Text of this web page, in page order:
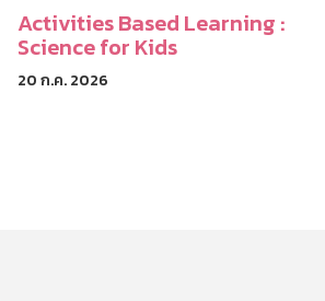
Activities Based Learning :
Science for Kids
20 ก.ค. 2026